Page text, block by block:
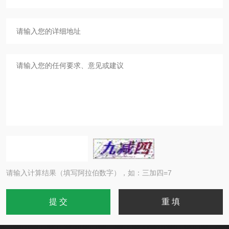
请输入计算结果（填写阿拉伯数字），如：三加四=7